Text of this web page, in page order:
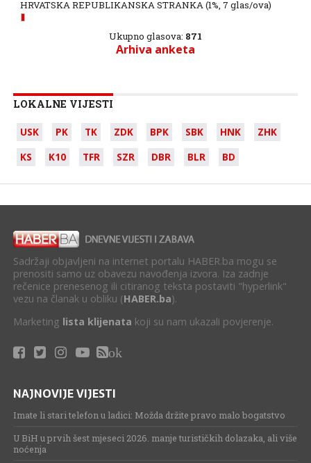
HRVATSKA REPUBLIKANSKA STRANKA(1%, 7 glas/ova)
Ukupno glasova: 871
Arhiva anketa
LOKALNE VIJESTI
USK PK TK ZDK BPK SBK HNK
ZHK
KS
K10 TFR SZR DBR BLR BD
Sadržaji objavljeni na internet portalu HABER.ba mogu se
prenositi samo uz obavezu navođenja izvora. Iza zadnje
rečenice prenesenog ili citiranog teksta postaviti "hyperlink"
vezu na članak u obliku (HABER.ba).
Marketing lista klijenata koji su nam ukazali povjerenje.
ok
NAJNOVIJE VIJESTI
Imate li stari telefon u ladici: Možda držite pravo malo bogatstvo
U BiH u prvih šest mjeseci 2026. manje turističkih dolazaka, ali više
noćenja